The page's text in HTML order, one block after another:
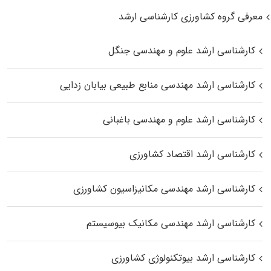
معرفی گروه کشاورزی کارشناسی ارشد
کارشناسی ارشد علوم و مهندسی جنگل
کارشناسی ارشد مهندسی منابع طبیعی بیابان زدایی
کارشناسی ارشد علوم و مهندسی باغبانی
کارشناسی ارشد اقتصاد کشاورزی
کارشناسی ارشد مهندسی مکانیزاسیون کشاورزی
کارشناسی ارشد مهندسی مکانیک بیوسیستم
کارشناسی ارشد بیوتکنولوژی کشاورزی